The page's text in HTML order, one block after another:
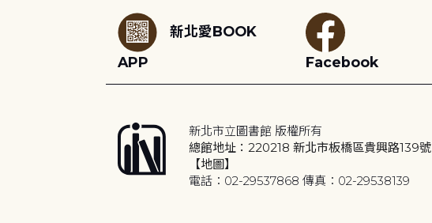
新北愛BOOK
APP
Facebook
新北市立圖書館 版權所有
總館地址：220218 新北市板橋區貴興路139號
【地圖】
電話：02-29537868 傳真：02-29538139